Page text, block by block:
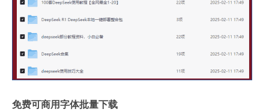
免费可商用字体批量下载